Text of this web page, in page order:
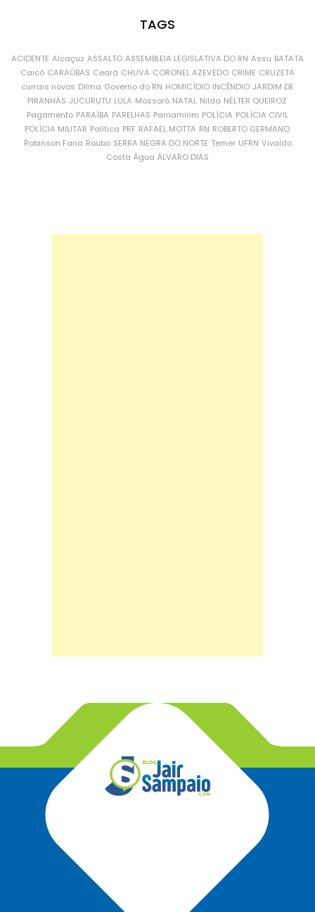
TAGS
ACIDENTE Alcaçuz ASSALTO ASSEMBLEIA LEGISLATIVA DO RN Assu BATATA
Caicó CARAÚBAS Ceará CHUVA CORONEL AZEVEDO CRIME CRUZETA
currais novos Dilma Governo do RN HOMICÍDIO INCÊNDIO JARDIM DE
PIRANHAS JUCURUTU LULA Mossoró NATAL Nilda NÉLTER QUEIROZ
Pagamento PARAÍBA PARELHAS Parnamirim POLÍCIA POLÍCIA CIVIL
POLÍCIA MILITAR Política PRF RAFAEL MOTTA RN ROBERTO GERMANO
Robinson Faria Roubo SERRA NEGRA DO NORTE Temer UFRN Vivaldo
Costa Água ÁLVARO DIAS